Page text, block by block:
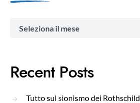
Recent Posts
Tutto sul sionismo dei Rothschild